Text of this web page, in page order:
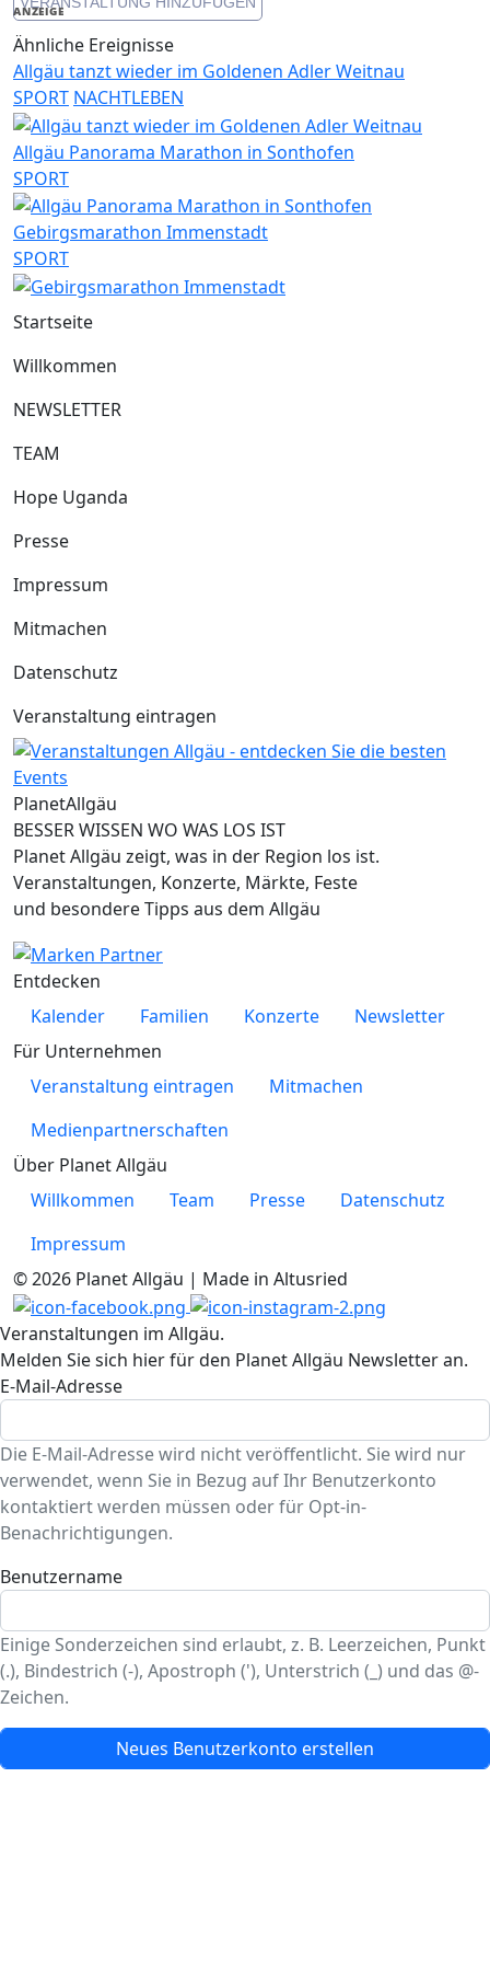
Link
ANZEIGE
Ähnliche Ereignisse
Allgäu tanzt wieder im Goldenen Adler Weitnau
SPORT NACHTLEBEN
Allgäu Panorama Marathon in Sonthofen
SPORT
Gebirgsmarathon Immenstadt
SPORT
Startseite
Willkommen
NEWSLETTER
TEAM
Hope Uganda
Presse
Impressum
Mitmachen
Datenschutz
Veranstaltung eintragen
PlanetAllgäu
BESSER WISSEN WO WAS LOS IST
Planet Allgäu zeigt, was in der Region los ist.
Veranstaltungen, Konzerte, Märkte, Feste
und besondere Tipps aus dem Allgäu
Entdecken
Kalender
Familien Konzerte
Newsletter
Für Unternehmen
Veranstaltung eintragen
Mitmachen
Medienpartnerschaften
Über Planet Allgäu
Willkommen
Team Presse
Datenschutz
Impressum
© 2026 Planet Allgäu | Made in Altusried
Veranstaltungen im Allgäu.
Melden Sie sich hier für den Planet Allgäu Newsletter an.
E-Mail-Adresse
Die E-Mail-Adresse wird nicht veröffentlicht. Sie wird nur
verwendet, wenn Sie in Bezug auf Ihr Benutzerkonto
kontaktiert werden müssen oder für Opt-in-
Benachrichtigungen.
Benutzername
Einige Sonderzeichen sind erlaubt, z. B. Leerzeichen, Punkt
(.), Bindestrich (-), Apostroph ('), Unterstrich (_) und das @-
Zeichen.